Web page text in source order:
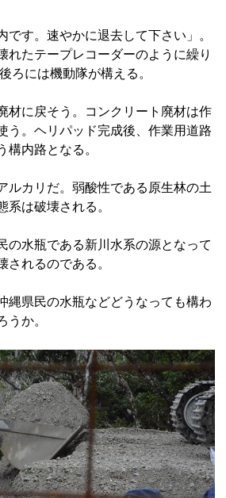
す。速やかに退去して下さい」。
れたテープレコーダーのように繰り
ろには機動隊が構える。
材に戻そう。コンクリート廃材は作
う。ヘリパッド完成後、作業用道路
構内路となる。
カリだ。弱酸性である原生林の土
系は破壊される。
水瓶である新川水系の源となって
されるのである。
県民の水瓶などどうなっても構わ
うか。